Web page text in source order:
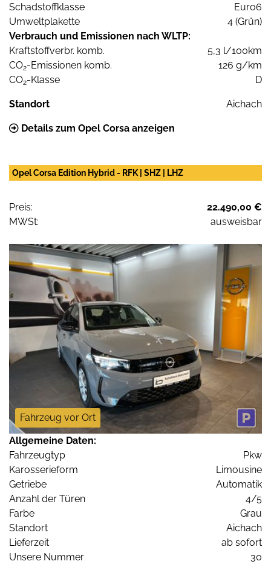
Schadstoffklasse
Euro6
Umweltplakette
4 (Grün)
Verbrauch und Emissionen nach WLTP:
Kraftstoffverbr. komb.
5,3 l/100km
CO2-Emissionen komb.
126 g/km
CO2-Klasse D
Standort Aichach
Details zum Opel Corsa anzeigen
Opel Corsa Edition Hybrid - RFK | SHZ | LHZ
Preis:
22.490,00 €
MWSt:
ausweisbar
Fahrzeug vor Ort
Allgemeine Daten:
Fahrzeugtyp
Pkw
Karosserieform
Limousine
Getriebe
Automatik
Anzahl der Türen
4/5
Farbe
Grau
Standort
Aichach
Lieferzeit
ab sofort
Unsere Nummer
30